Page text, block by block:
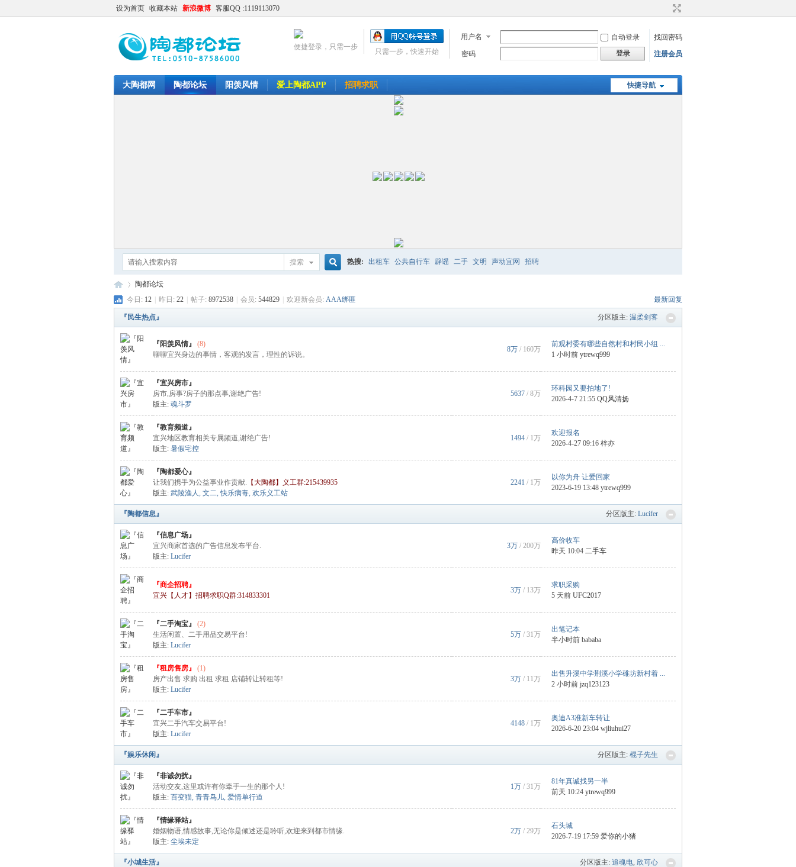
设为首页 收藏本站 新浪微博 客服QQ :1119113070
用户名 自动登录
找回密码
密码
登录 注册会员
只需一步，快速开始
便捷登录，只需一步
快捷导航
大陶都网 陶都论坛 阳羡风情 爱上陶都APP 招聘求职
搜索 热搜: 出租车 公共自行车 辟谣 二手 文明 声动宜网 招聘
陶
都
坛
»
陶都论坛
今日: 12 昨日: 22 帖子: 8972538 会员: 544829 欢迎新会员: AAA绑匪 最新回复
分区版主: 温柔剑客
『民生热点』
『阳羡风情』
(8)
聊聊宜兴身边的事情，客观的发言，理性的诉说。
8万 / 160万
前观村委有哪些自然村和村民小组 ...
1 小时前 ytrewq999
『宜兴房市』
房市,房事?房子的那点事,谢绝广告!
版主: 魂斗罗
5637 / 8万
环科园又要拍地了!
2026-4-7 21:55 QQ风清扬
『教育频道』
宜兴地区教育相关专属频道,谢绝广告!
版主: 暑假宅控
1494 / 1万
欢迎报名
2026-4-27 09:16 梓亦
『陶都爱心』
让我们携手为公益事业作贡献. 【大陶都】义工群:215439935
版主: 武陵渔人, 文二,快乐病毒, 欢乐义工站
2241 / 1万
以你为舟 让爱回家
2023-6-19 13:48 ytrewq999
分区版主: Lucifer
『陶都信息』
『信息广场』
宜兴商家首选的广告信息发布平台.
版主: Lucifer
3万 / 200万
高价收车
昨天 10:04 二手车
『商企招聘』
宜兴【人才】招聘求职Q群:314833301
3万 / 13万
求职采购
5 天前 UFC2017
『二手淘宝』
(2)
生活闲置、二手用品交易平台!
版主: Lucifer
5万 / 31万
出笔记本
半小时前 bababa
『租房售房』
(1)
房产出售 求购 出租 求租 店铺转让转租等!
版主: Lucifer
3万 / 11万
出售升溪中学荆溪小学碓坊新村着 ...
2 小时前 jzq123123
『二手车市』
宜兴二手汽车交易平台!
版主: Lucifer
4148 / 1万
奥迪A3准新车转让
2026-6-20 23:04 wjliuhui27
分区版主: 棍子先生
『娱乐休闲』
『非诚勿扰』
活动交友,这里或许有你牵手一生的那个人!
版主: 百变猫, 青青鸟儿, 爱情单行道
1万 / 31万
81年真诚找另一半
前天 10:24 ytrewq999
『情缘驿站』
婚姻物语,情感故事,无论你是倾述还是聆听,欢迎来到都市情缘.
版主: 尘埃未定
2万 / 29万
石头城
2026-7-19 17:59 爱你的小猪
分区版主: 追魂电, 欣可心
『小城生活』